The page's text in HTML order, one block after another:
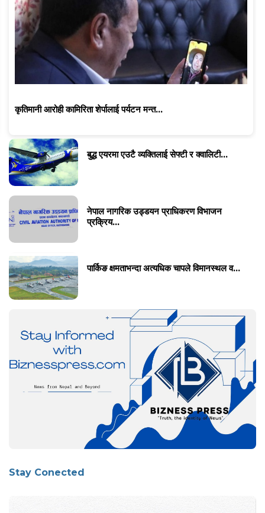
कृतिमानी आरोही कामिरिता शेर्पालाई पर्यटन मन्त...
बुद्ध एयरमा एउटै व्यक्तिलाई सेफ्टी र क्वालिटी...
नेपाल नागरिक उड्डयन प्राधिकरण विभाजन
प्रक्रिय...
पार्किङ क्षमताभन्दा अत्यधिक चापले विमानस्थल व...
Stay Conected